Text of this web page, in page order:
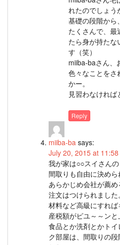
れたのでしょう
基礎の段階から
たくさんで、
たら身が持た
す（笑）
miiba-baさん、
色々なことをさ
かー。
見習わなければ
Reply
miiba-ba says:
July 20, 2015 at 11:58
我が家は○○スイさんの
間取りも自由に決め
あらかじめ会社が薦め
注文はつけられました。
材料など高級にすれ
産税額がピユ～～ンと
食品とか洗剤とかト
ク部屋は、間取りの